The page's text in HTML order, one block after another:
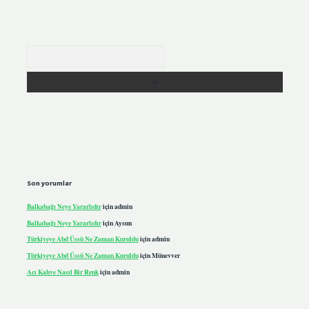
Son yorumlar
Balkabağı Neye Yararlıdıriçinadmin
Balkabağı Neye Yararlıdıriçin Aysun
Türkiyeye Abd Üssü Ne Zaman Kurulduiçinadmin
Türkiyeye Abd Üssü Ne Zaman KurulduiçinMünevver
Acı Kahve Nasıl Bir Renkiçinadmin